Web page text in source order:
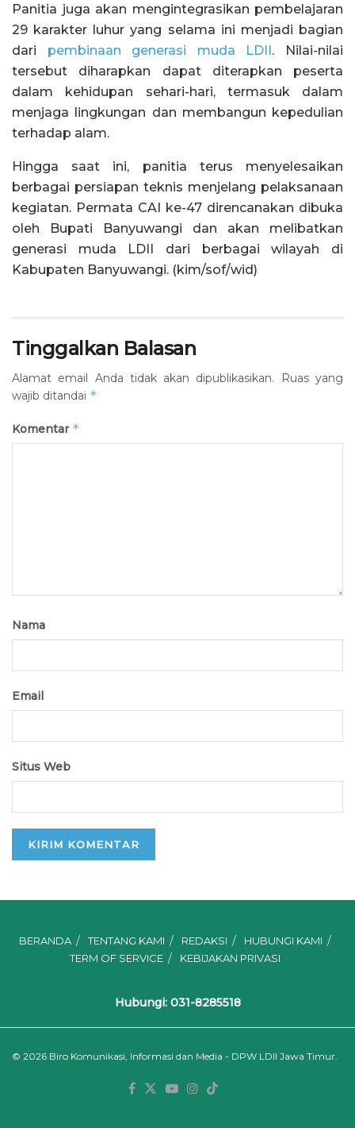
Panitia juga akan mengintegrasikan pembelajaran
29 karakter luhur yang selama ini menjadi bagian
dari pembinaan generasi muda LDII. Nilai-nilai
tersebut diharapkan dapat diterapkan peserta
dalam kehidupan sehari-hari, termasuk dalam
menjaga lingkungan dan membangun kepedulian
terhadap alam.
Hingga saat ini, panitia terus menyelesaikan
berbagai persiapan teknis menjelang pelaksanaan
kegiatan. Permata CAI ke-47 direncanakan dibuka
oleh Bupati Banyuwangi dan akan melibatkan
generasi muda LDII dari berbagai wilayah di
Kabupaten Banyuwangi. (kim/sof/wid)
Tinggalkan Balasan
Alamat email Anda tidak akan dipublikasikan.
Ruas yang
wajib ditandai *
Komentar *
Nama
Email
Situs Web
BERANDA TENTANG KAMI REDAKSI
HUBUNGI KAMI
TERM OF SERVICE
KEBIJAKAN PRIVASI
Hubungi: 031-8285518
© 2026 Biro Komunikasi, Informasi dan Media - DPW LDII Jawa Timur.